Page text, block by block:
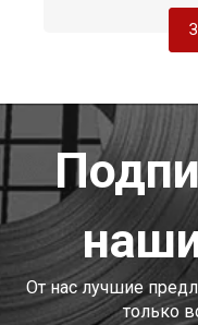
От нас лучшие
только